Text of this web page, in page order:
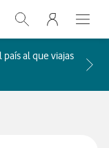
Abrir buscador.
Menu
Abre
al que viajas
a la FAQ Qué